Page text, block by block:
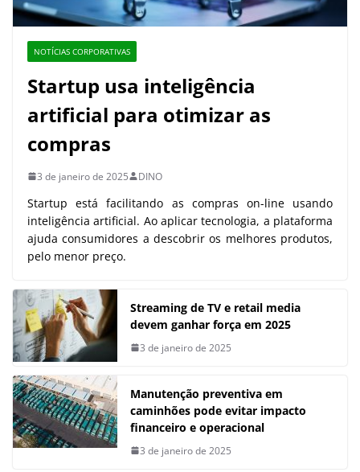
NOTÍCIAS CORPORATIVAS
Startup usa inteligência
artificial para otimizar as
compras
3 de janeiro de 2025 DINO
Startup está facilitando as compras on-line usando
inteligência artificial. Ao aplicar tecnologia, a plataforma
ajuda consumidores a descobrir os melhores produtos,
pelo menor preço.
Streaming de TV e retail media
devem ganhar força em 2025
3 de janeiro de 2025
Manutenção preventiva em
caminhões pode evitar impacto
financeiro e operacional
3 de janeiro de 2025